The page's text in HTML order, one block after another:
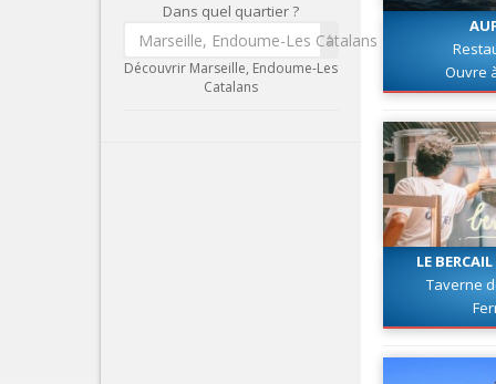
Dans quel quartier ?
Marseille, Endoume-Les Catalans
Découvrir Marseille, Endoume-Les
Catalans
Ouvre
LE
Taverne